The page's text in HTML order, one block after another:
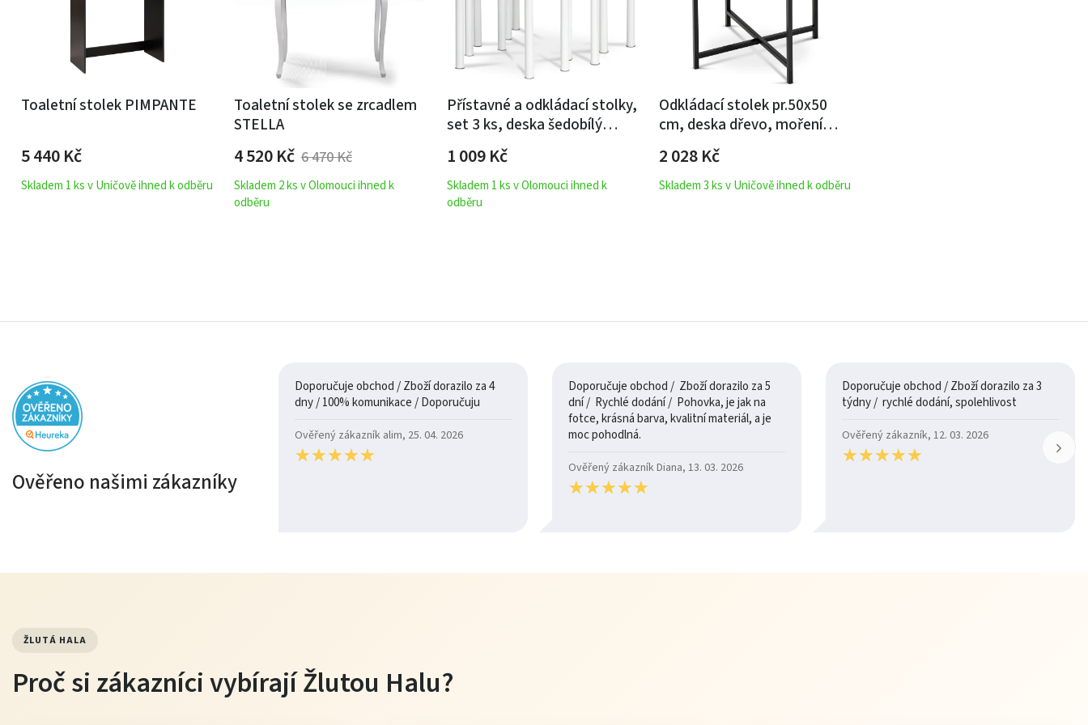
Toaletní stolek PIMPANTE
5 440Kč
Skladem 1 ks v Uničově ihned k odběru
Toaletní stolek se zrcadlem
STELLA
4 520Kč 6 470Kč
Skladem 2 ks v Olomouci ihned k
odběru
Přístavné a odkládací stolky,
set 3 ks, deska šedobílý
mramor, kovové nohy, bílý
1 009Kč
Skladem 1 ks v Olomouci ihned k
odběru
Odkládací stolek pr.50x50
cm, deska dřevo, moření
ořech, kovové černé nohy
2 028Kč
Skladem 3 ks v Uničově ihned k odběru
Ověřeno našimi zákazníky
Doporučuje obchod / Zboží dorazilo za 4
dny / 100% komunikace / Doporučuju
Ověřený zákazník alim, 25. 04. 2026
★★★★★
★★★★★
Doporučuje obchod / Zboží dorazilo za 5
dní / Rychlé dodání / Pohovka, je jak na
fotce, krásná barva, kvalitní materiál, a je
moc pohodlná.
Ověřený zákazník Diana, 13. 03. 2026
★★★★★
★★★★★
Doporučuje obchod / Zboží dorazilo za 3
týdny / rychlé dodání, spolehlivost
Ověřený zákazník, 12. 03. 2026
★★★★★
★★★★★
ŽLUTÁ HALA
Proč si zákazníci vybírají Žlutou Halu?